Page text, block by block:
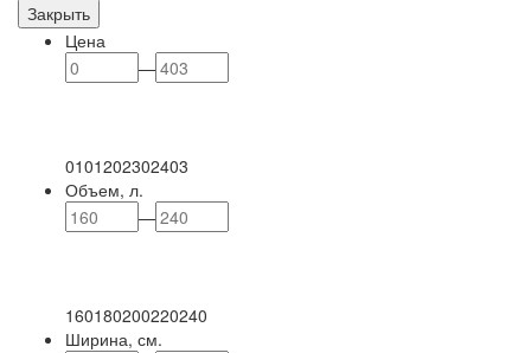
Закрыть
Цена
—
0101202302403
Объем, л.
—
160180200220240
Ширина, см.